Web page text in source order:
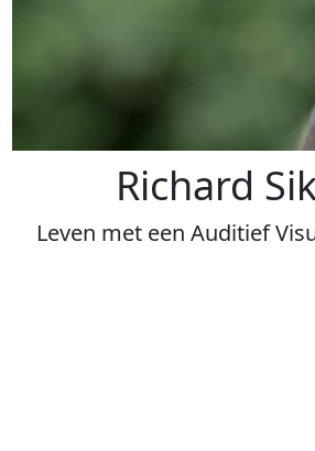
Richard S
Leven met een AuditiefV